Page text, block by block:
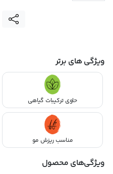
ویژگی های برتر
حاوی ترکیبات گیاهی
مناسب ریزش مو
ویژگی‌های محصول